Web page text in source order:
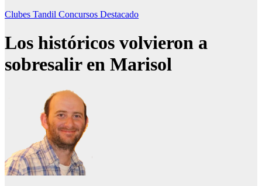
Clubes Tandil Concursos Destacado
Los históricos volvieron a
sobresalir en Marisol